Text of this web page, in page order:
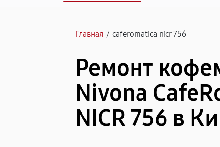
Главная / caferomatica nicr 756
Ремонт
Nivona
NICR 756 в